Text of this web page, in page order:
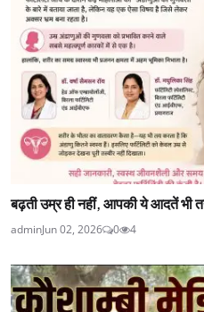
बढ़ती उम्र ही नहीं, आपकी ये आदतें भी
adminJun 02, 2026 0 4